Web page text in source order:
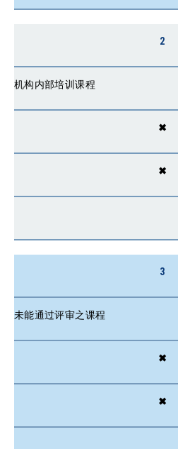
2
机构内部培训课程
✖
✖
3
未能通过评审之课程
✖
✖